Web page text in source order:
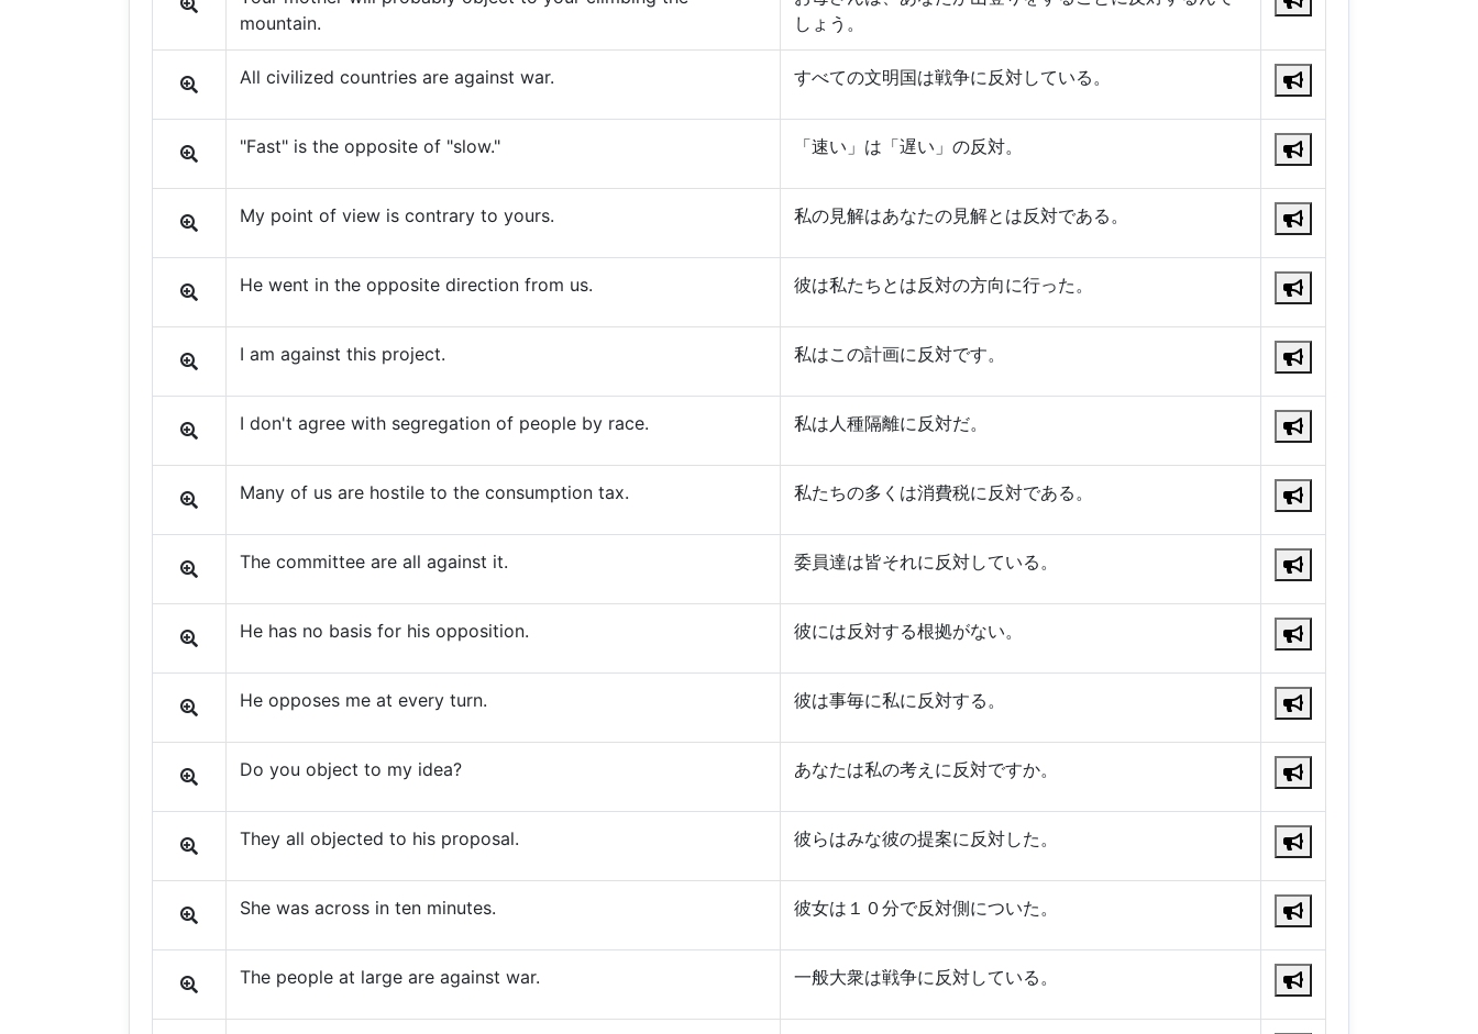
mountain.
しょう。
All civilized countries are against war. すべての文明国は戦争に反対している。
"Fast" is the opposite of "slow." 「速い」は「遅い」の反対。
My point of view is contrary to yours. 私の見解はあなたの見解とは反対である。
He went in the opposite direction from us. 彼は私たちとは反対の方向に行った。
I am against this project. 私はこの計画に反対です。
I don't agree with segregation of people by race. 私は人種隔離に反対だ。
Many of us are hostile to the consumption tax. 私たちの多くは消費税に反対である。
The committee are all against it. 委員達は皆それに反対している。
He has no basis for his opposition. 彼には反対する根拠がない。
He opposes me at every turn. 彼は事毎に私に反対する。
Do you object to my idea? あなたは私の考えに反対ですか。
They all objected to his proposal. 彼らはみな彼の提案に反対した。
She was across in ten minutes. 彼女は１０分で反対側についた。
The people at large are against war. 一般大衆は戦争に反対している。